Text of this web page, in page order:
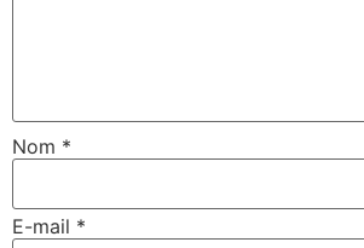
Nom *
E-mail *